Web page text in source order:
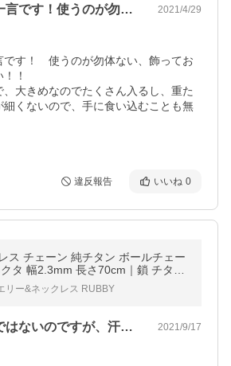
兎に角可愛いの一言です！使うのが勿体な… 2021/4/29
す！　使うのが勿体ない、飾ってお
！
大きめなのでたくさん入るし、重た
細くないので、手に食い込むことも無
違反報告 いいね 0
ス チェーン 純チタン ボールチェー
タ 幅2.3mm 長さ70cm｜鎖 チタン
リー レディース メンズ
リー&ネックレス RUBBY
金属アレルギーではないのですが、汗をか… 2021/9/17